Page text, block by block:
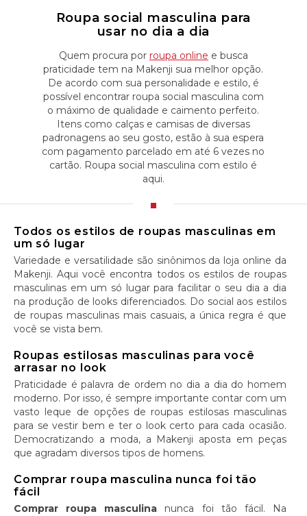
Roupa social masculina para
usar no dia a dia
Quem procura por roupa online e busca
praticidade tem na Makenji sua melhor opção.
De acordo com sua personalidade e estilo, é
possível encontrar roupa social masculina com
o máximo de qualidade e caimento perfeito.
Itens como calças e camisas de diversas
padronagens ao seu gosto, estão à sua espera
com pagamento parcelado em até 6 vezes no
cartão. Roupa social masculina com estilo é
aqui.
Todos os estilos de roupas masculinas em
um só lugar
Variedade e versatilidade são sinônimos da loja online da
Makenji. Aqui você encontra todos os estilos de roupas
masculinas em um só lugar para facilitar o seu dia a dia
na produção de looks diferenciados. Do social aos estilos
de roupas masculinas mais casuais, a única regra é que
você se vista bem.
Roupas estilosas masculinas para você
arrasar no look
Praticidade é palavra de ordem no dia a dia do homem
moderno. Por isso, é sempre importante contar com um
vasto leque de opções de roupas estilosas masculinas
para se vestir bem e ter o look certo para cada ocasião.
Democratizando a moda, a Makenji aposta em peças
que agradam diversos tipos de homens.
Comprar roupa masculina nunca foi tão
fácil
Comprar roupa masculina nunca foi tão fácil. Na